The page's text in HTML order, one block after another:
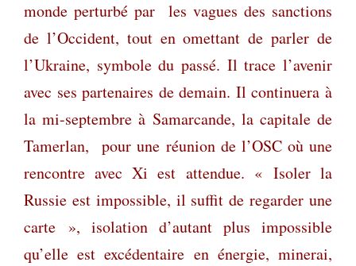
monde perturbé par les vagues des sanctions
de l’Occident, tout en omettant de parler de
l’Ukraine, symbole du passé. Il trace l’avenir
avec ses partenaires de demain. Il continuera à
la mi-septembre à Samarcande, la capitale de
Tamerlan, pour une réunion de l’OSC où une
rencontre avec Xi est attendue. « Isoler la
Russie est impossible, il suffit de regarder une
carte », isolation d’autant plus impossible
qu’elle est excédentaire en énergie, minerai,